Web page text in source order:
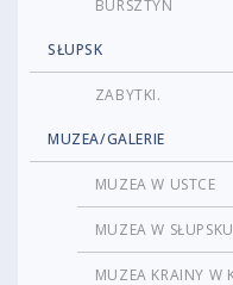
BURSZTYN
SŁUPSK
ZABYTKI.
MUZEA/GALERIE
MUZEA W USTCE
MUZEA W SŁUPSKU
MUZEA KRAINY W